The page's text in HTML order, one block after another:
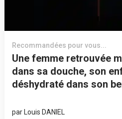
Recommandées pour vous...
Une femme retrouvée
dans sa douche, son
déshydraté dans son
par Louis DANIEL